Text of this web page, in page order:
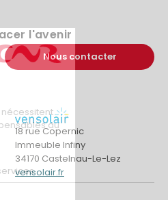
l'avenir
Nous contacter
18 rue Copernic
Immeuble Infiny
34170 Castelnau-Le-Lez
vensolair.fr